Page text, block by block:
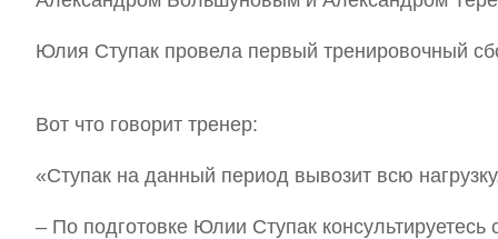
Юлия Ступак провела первый тренировочный
Вот что говорит тренер:
«Ступак на данный период вывозит всю
– По подготовке Юлии Ступак